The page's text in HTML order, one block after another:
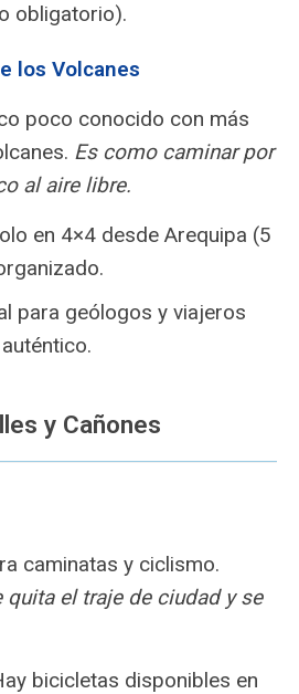
obligatorio).
los Volcanes
poco conocido con más
Es como caminar por
al aire libre.
en 4×4 desde Arequipa (5
para geólogos y viajeros
y Cañones
caminatas y ciclismo.
quita el traje de ciudad y se
bicicletas disponibles en